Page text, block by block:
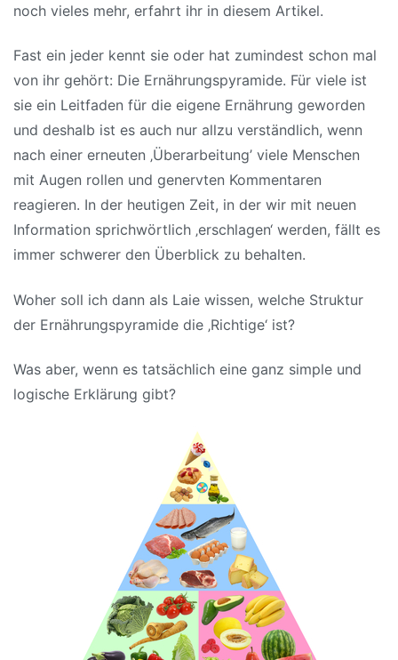
noch vieles mehr, erfahrt ihr in diesem Artikel.
Fast ein jeder kennt sie oder hat zumindest schon mal
von ihr gehört: Die Ernährungspyramide. Für viele ist
sie ein Leitfaden für die eigene Ernährung geworden
und deshalb ist es auch nur allzu verständlich, wenn
nach einer erneuten ‚Überarbeitung’ viele Menschen
mit Augen rollen und genervten Kommentaren
reagieren. In der heutigen Zeit, in der wir mit neuen
Information sprichwörtlich ‚erschlagen‘ werden, fällt es
immer schwerer den Überblick zu behalten.
Woher soll ich dann als Laie wissen, welche Struktur
der Ernährungspyramide die ‚Richtige‘ ist?
Was aber, wenn es tatsächlich eine ganz simple und
logische Erklärung gibt?